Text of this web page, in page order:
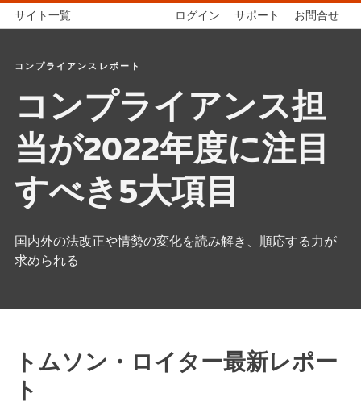
サイト一覧 ログイン サポート お問合せ
コンプライアンスレポート
コンプライアンス担
当が2022年度に注目
すべき5大項目
国内外の法改正や情勢の変化を読み解き、順応する力が
求められる
トムソン・ロイター最新レポー
ト